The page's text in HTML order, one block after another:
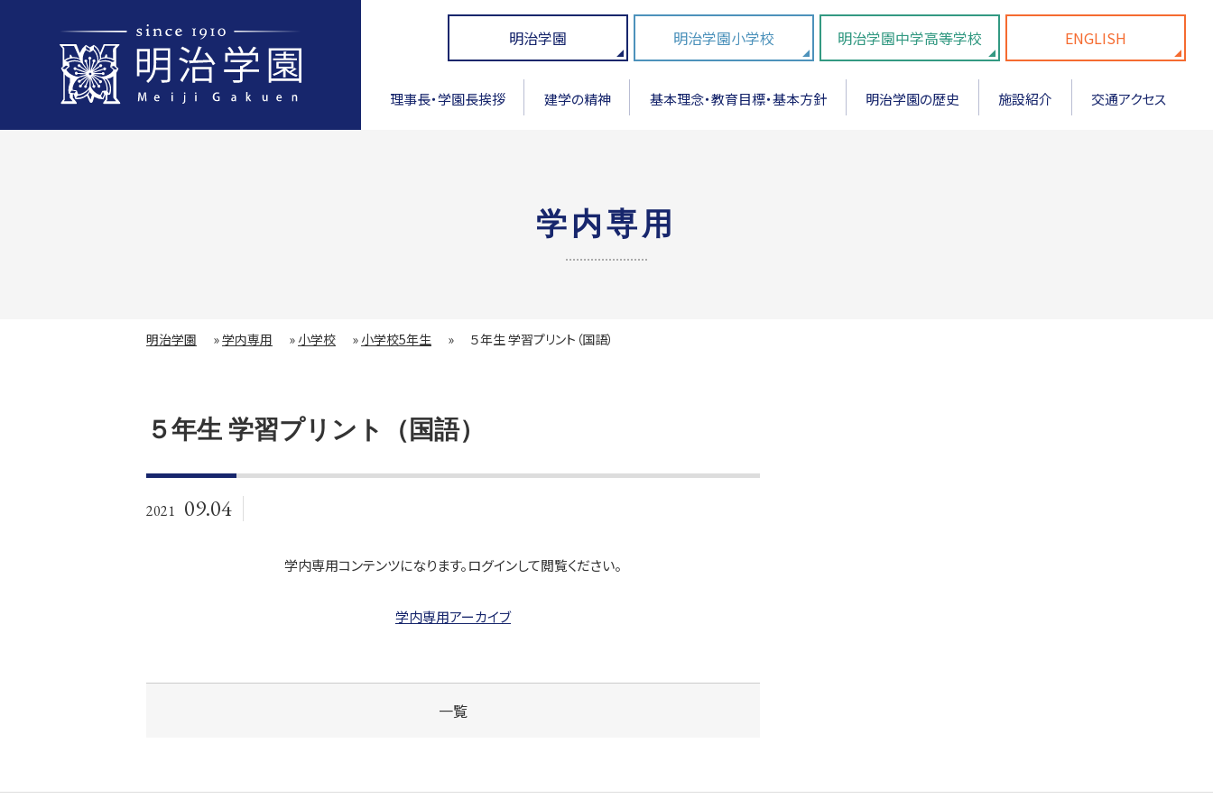
明治学園 明治学園小学校 明治学園中学高等学校 ENGLISH
理事長・学園長挨拶 建学の精神 基本理念・教育目標・基本方針 明治学園の歴史 施設紹介 交通アクセス
学内専用
明治学園 »学内専用 » 小学校 » 小学校5年生 » ５年生 学習プリント（国語）
５年生 学習プリント（国語）
2021 09.04
学内専用コンテンツになります。ログインして閲覧ください。
学内専用アーカイブ
一覧